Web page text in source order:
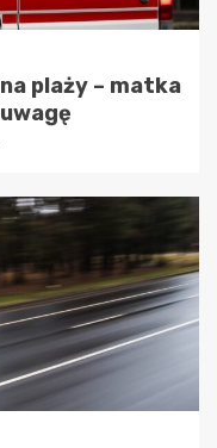
plaży – matka